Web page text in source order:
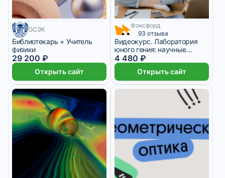
ОСЭК
Библиотекарь + Учитель
физики
29 200 ₽
Открыть сайт
Фоксфорд
93 отзыва
Видеокурс. Лаборатория
юного гения: научные
опыты для 2–6 классов
4 480 ₽
Открыть сайт